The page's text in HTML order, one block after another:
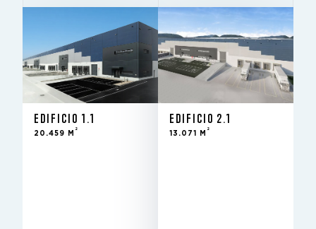
EDIFICIO 1.1
20.459 M
2
EDIFICIO 1.1
20.459 M
Alquiler -
edificio
EDIFICIO 2.1
13.071 M
2
EDIFICIO 2.1
13.071 M
2
Alquiler -